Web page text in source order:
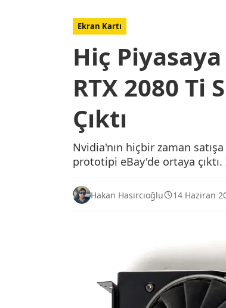
Ekran Kartı
Hiç
RTX 2080 Ti
Çıktı
Nvidia'nın hiçbir zaman satışa
prototipi eBay'de ortaya
Hakan Hasırcıoğlu 14 Haziran